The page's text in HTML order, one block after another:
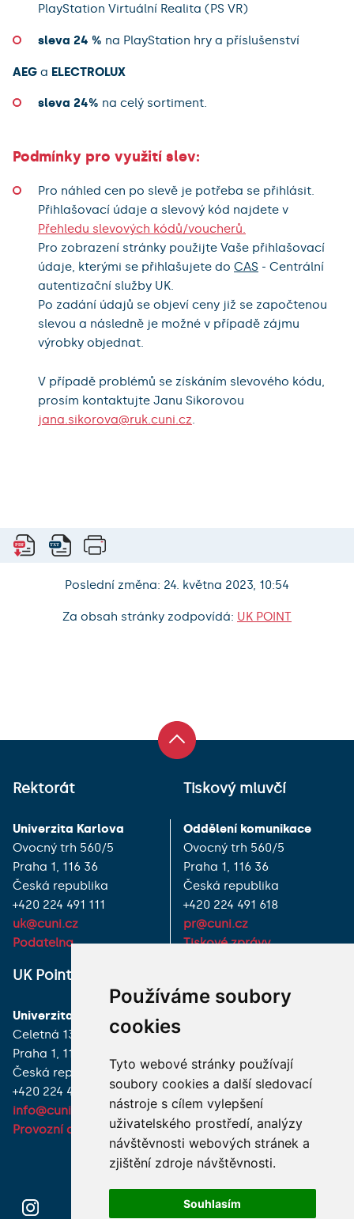
Používáme soubory
cookies
Tyto webové stránky používají
soubory cookies a další sledovací
nástroje s cílem vylepšení
uživatelského prostředí, analýzy
návštěvnosti webových stránek a
zjištění zdroje návštěvnosti.
Souhlasím
PlayStation Virtuální Realita (PS VR)
sleva 24 % na PlayStation hry a příslušenství
AEG a ELECTROLUX
sleva 24% na celý sortiment.
Podmínky pro využití slev:
Pro náhled cen po slevě je potřeba se přihlásit.
Přihlašovací údaje a slevový kód najdete v
Přehledu slevových kódů/voucherů.
Pro zobrazení stránky použijte Vaše přihlašovací
údaje, kterými se přihlašujete do CAS - Centrální
autentizační služby UK.
Po zadání údajů se objeví ceny již se započtenou
slevou a následně je možné v případě zájmu
výrobky objednat.
V případě problémů se získáním slevového kódu,
prosím kontaktujte Janu Sikorovou
jana.sikorova@ruk.cuni.cz
Poslední změna: 24. května 2023, 10:54
Za obsah stránky zodpovídá: UK POINT
Rektorát
Univerzita Karlova
Ovocný trh 560/5
Praha 1, 116 36
Česká republika
+420 224 491 111
uk@cuni.cz
Podatelna
Tiskový mluvčí
Oddělení komunikace
Ovocný trh 560/5
Praha 1, 116 36
Česká republika
+420 224 491 618
pr@cuni.cz
Tiskové zprávy
UK Point
Univerzita Karlova
Celetná 13
Praha 1, 116 36
Česká republika
+420 224 491 850
info@cuni.cz
Provozní doba a kontakty
JAK K NÁM?